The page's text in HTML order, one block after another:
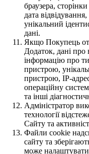
браузера,
дата
унікальний
дані.
Якщо Покупець
Додаток, дані про
інформацію про
пристрою,
пристрою, IP-
операційну
та інші
Адміністратор
технології
Сайту та
Файли cookie
сайту та
може налаштувати